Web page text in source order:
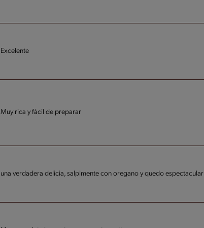
Excelente
Muy rica y fácil de preparar
una verdadera delicia, salpimente con oregano y quedo espectacular